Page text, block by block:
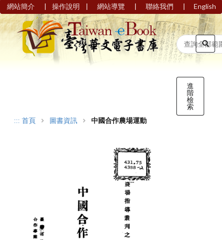
網站簡介 | 操作說明 | 網站導覽 | 聯絡我們 | English
進
階
檢
索
::: 首頁 圖書資訊 中國合作農場運動